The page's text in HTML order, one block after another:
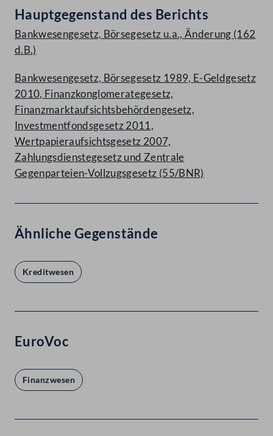
Hauptgegenstand des Berichts
Bankwesengesetz, Börsegesetz u.a., Änderung (162
d.B.)
Bankwesengesetz, Börsegesetz 1989, E-Geldgesetz
2010, Finanzkonglomerategesetz,
Finanzmarktaufsichtsbehördengesetz,
Investmentfondsgesetz 2011,
Wertpapieraufsichtsgesetz 2007,
Zahlungsdienstegesetz und Zentrale
Gegenparteien-Vollzugsgesetz (55/BNR)
Ähnliche Gegenstände
Kreditwesen
EuroVoc
Finanzwesen